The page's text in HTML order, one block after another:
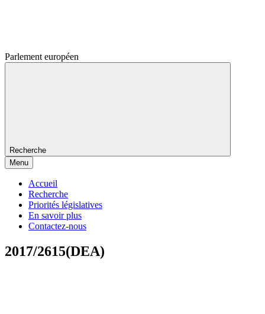
Parlement européen
Recherche
Menu
Accueil
Recherche
Priorités législatives
En savoir plus
Contactez-nous
2017/2615(DEA)